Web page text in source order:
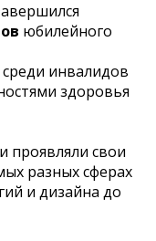
юбилейного
инвалидов
здоровья
проявляли свои
разных сферах
и дизайна до